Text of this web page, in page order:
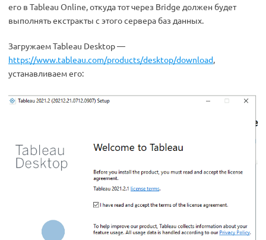
его в Tableau Online, откуда тот через Bridge должен будет
выполнять екстракты с этого сервера баз данных.
Загружаем Tableau Desktop —
https://www.tableau.com/products/desktop/download
устанавливаем его: